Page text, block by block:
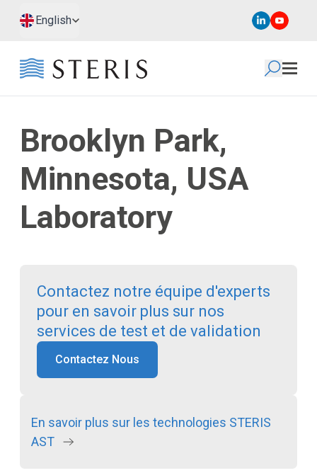
Passer au contenu principal
Passer au pied de page
English
Brooklyn Park,
Minnesota, USA
Laboratory
Contactez notre équipe d'experts
pour en savoir plus sur nos
services de test et de validation
Contactez Nous
En savoir plus sur les technologies STERIS
AST